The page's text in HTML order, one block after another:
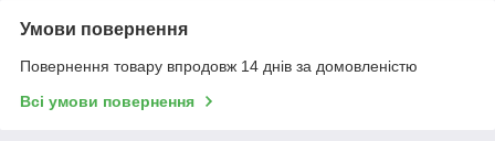
Умови повернення
Повернення товару впродовж 14 днів за домовленістю
Всі умови повернення